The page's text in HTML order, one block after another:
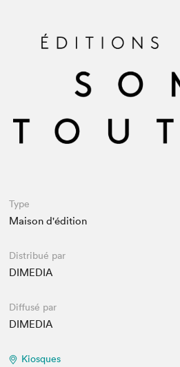
Type
Maison d'édition
Distribué par
DIMEDIA
Diffusé par
DIMEDIA
Kiosques